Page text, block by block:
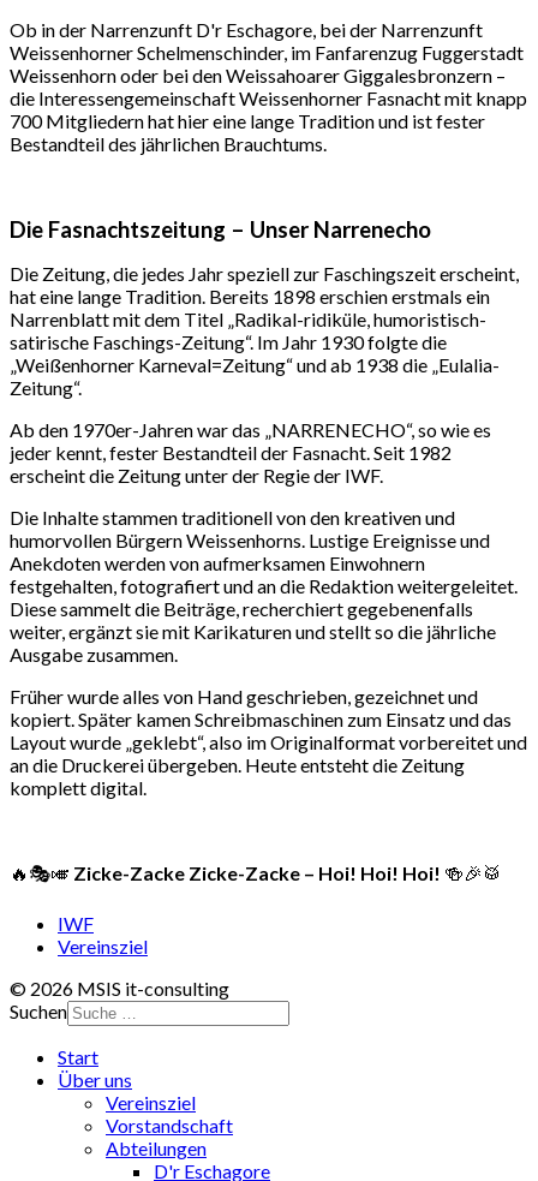
Ob in der Narrenzunft D'r Eschagore, bei der Narrenzunft
Weissenhorner Schelmenschinder, im Fanfarenzug Fuggerstadt
Weissenhorn oder bei den Weissahoarer Giggalesbronzern –
die Interessengemeinschaft Weissenhorner Fasnacht mit knapp
700 Mitgliedern hat hier eine lange Tradition und ist fester
Bestandteil des jährlichen Brauchtums.
Die Fasnachtszeitung – Unser Narrenecho
Die Zeitung, die jedes Jahr speziell zur Faschingszeit erscheint,
hat eine lange Tradition. Bereits 1898 erschien erstmals ein
Narrenblatt mit dem Titel „Radikal-ridiküle, humoristisch-
satirische Faschings-Zeitung“. Im Jahr 1930 folgte die
„Weißenhorner Karneval=Zeitung“ und ab 1938 die „Eulalia-
Zeitung“.
Ab den 1970er-Jahren war das „NARRENECHO“, so wie es
jeder kennt, fester Bestandteil der Fasnacht. Seit 1982
erscheint die Zeitung unter der Regie der IWF.
Die Inhalte stammen traditionell von den kreativen und
humorvollen Bürgern Weissenhorns. Lustige Ereignisse und
Anekdoten werden von aufmerksamen Einwohnern
festgehalten, fotografiert und an die Redaktion weitergeleitet.
Diese sammelt die Beiträge, recherchiert gegebenenfalls
weiter, ergänzt sie mit Karikaturen und stellt so die jährliche
Ausgabe zusammen.
Früher wurde alles von Hand geschrieben, gezeichnet und
kopiert. Später kamen Schreibmaschinen zum Einsatz und das
Layout wurde „geklebt“, also im Originalformat vorbereitet und
an die Druckerei übergeben. Heute entsteht die Zeitung
komplett digital.
🔥🎭🎺 Zicke-Zacke Zicke-Zacke – Hoi! Hoi! Hoi! 🍻🎉🥁
IWF
Vereinsziel
© 2026 MSIS it-consulting
Suchen
Start
Über uns
Vereinsziel
Vorstandschaft
Abteilungen
D'r Eschagore